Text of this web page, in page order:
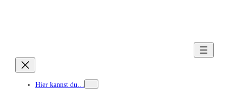
Hier kannst du…